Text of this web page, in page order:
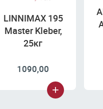
LINNIMAX 195
Master Kleber,
25кг
1090,00